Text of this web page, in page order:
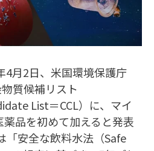
4月2日、米国環境保護庁
物質候補リスト
List＝CCL）に、マイ
品を初めて加えると発表
「安全な飲料水法（Safe